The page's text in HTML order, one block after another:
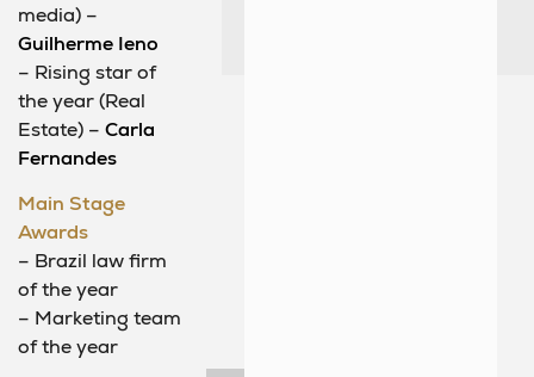
media) –
Guilherme Ieno
– Rising star of
the year (Real
Estate) – Carla
Fernandes
Main Stage
Awards
– Brazil law firm
of the year
– Marketing team
of the year